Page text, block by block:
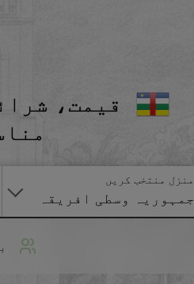
قیمت،
منزل منتخب کریں
جمہوریہ وسطی افریقہ